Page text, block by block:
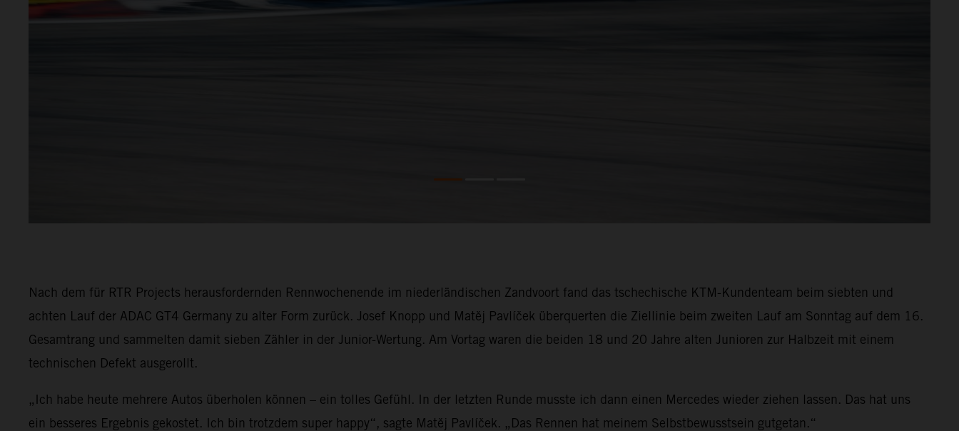
Nach dem für RTR Projects herausfordernden Rennwochenende im niederländischen Zandvoort fand das tschechische KTM-Kundenteam beim siebten und
achten Lauf der ADAC GT4 Germany zu alter Form zurück. Josef Knopp und Matěj Pavlíček überquerten die Ziellinie beim zweiten Lauf am Sonntag auf dem 16.
Gesamtrang und sammelten damit sieben Zähler in der Junior-Wertung. Am Vortag waren die beiden 18 und 20 Jahre alten Junioren zur Halbzeit mit einem
technischen Defekt ausgerollt.
„Ich habe heute mehrere Autos überholen können – ein tolles Gefühl. In der letzten Runde musste ich dann einen Mercedes wieder ziehen lassen. Das hat uns
ein besseres Ergebnis gekostet. Ich bin trotzdem super happy“, sagte Matěj Pavlíček. „Das Rennen hat meinem Selbstbewusstsein gutgetan.“